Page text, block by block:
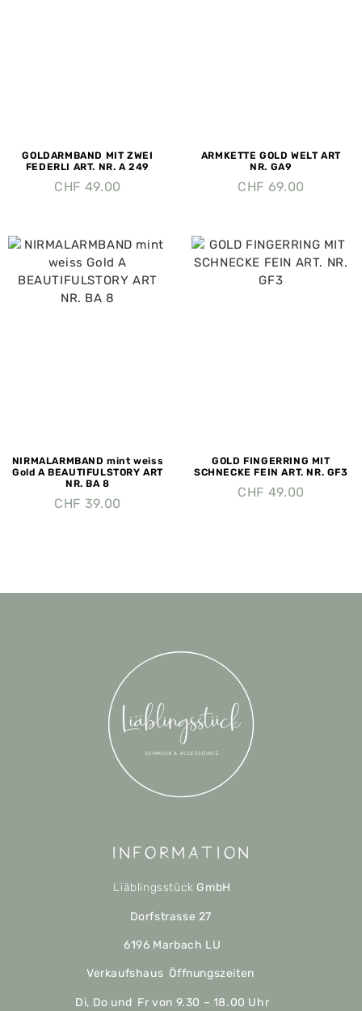
GOLDARMBAND MIT ZWEI
FEDERLI ART. NR. A 249
CHF 49.00
ARMKETTE GOLD WELT ART
NR. GA9
CHF 69.00
NIRMALARMBAND mint weiss
Gold A BEAUTIFULSTORY ART
NR. BA 8
CHF 39.00
GOLD FINGERRING MIT
SCHNECKE FEIN ART. NR. GF3
CHF 49.00
Information
Liäblingsstück GmbH
Dorfstrasse 27
6196 Marbach LU
Verkaufshaus Öffnungszeiten
Di, Do und Fr von 9.30 – 18.00 Uhr